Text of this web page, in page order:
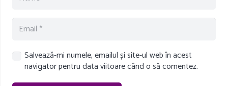
Salvează-mi numele, emailul și site-ul web în acest
navigator pentru data viitoare când o să comentez.